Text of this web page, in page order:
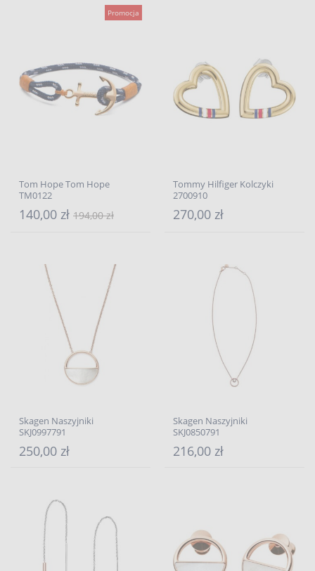
Promocja
Tom Hope Tom Hope
TM0122
140,00 zł 194,00 zł
Tommy Hilfiger Kolczyki
2700910
270,00 zł
Skagen Naszyjniki
SKJ0997791
250,00 zł
Skagen Naszyjniki
SKJ0850791
216,00 zł